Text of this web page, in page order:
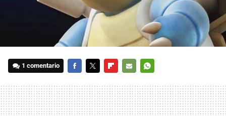
1 comentario
MAIL